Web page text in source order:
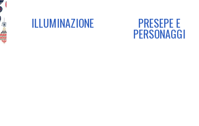
ILLUMINAZIONE PRESEPE E
PERSONAGGI